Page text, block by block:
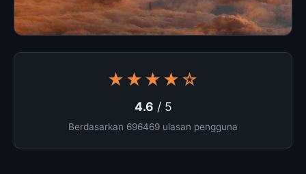
★★★★☆
4.6 / 5
Berdasarkan 696469 ulasan pengguna